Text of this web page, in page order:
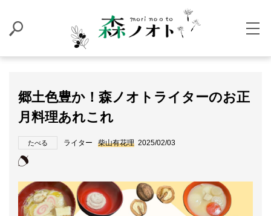
郷土色豊か！森ノオトライターのお正
月料理あれこれ
たべる ライター 柴山有花理 2025/02/03